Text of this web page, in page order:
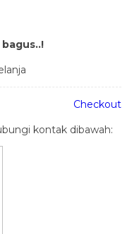
Checkout
kontak dibawah: